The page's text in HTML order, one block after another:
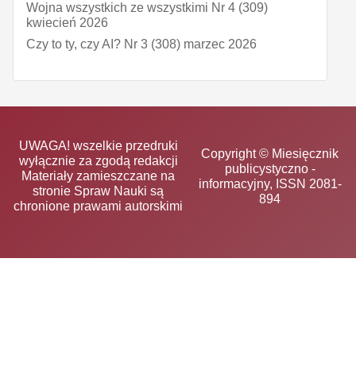
Wojna wszystkich ze wszystkimi Nr 4 (309)
kwiecień 2026
Czy to ty, czy AI? Nr 3 (308) marzec 2026
UWAGA! wszelkie przedruki
wyłącznie za zgodą redakcji
Materiały zamieszczane na
stronie Spraw Nauki są
chronione prawami autorskimi
Copyright © Miesięcznik
publicystyczno -
informacyjny, ISSN 2081-
894